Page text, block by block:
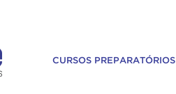
CURSOS PREPARATÓRIOS